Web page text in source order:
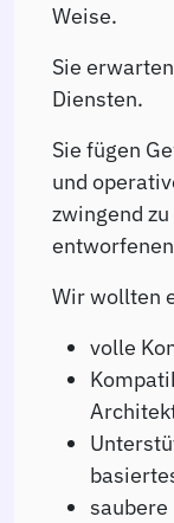
Weise.
Sie
Diensten.
Sie fügen
und
zwingend
Wir wollten
volle